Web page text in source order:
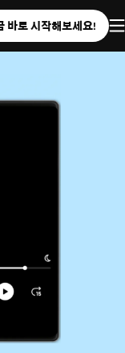
바로 시작해보세요!